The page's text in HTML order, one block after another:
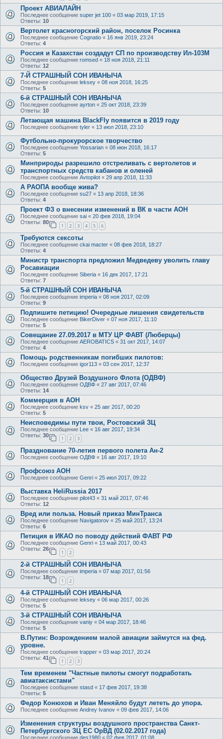
Проект АВИАЛАЙН
Последнее сообщение super jet 100 « 03 мар 2019, 17:15
Ответы: 10
Вертолет красногорский район, поселок Росинка
Последнее сообщение Cognatio « 16 янв 2019, 23:24
Ответы: 4
Россия и Казахстан создадут СП по производству Ил-103М
Последнее сообщение romsed « 18 ноя 2018, 21:11
Ответы: 12
7-Й СТРАШНЫЙ СОН ИВАНЫЧА
Последнее сообщение leksey « 08 ноя 2018, 16:25
Ответы: 5
6-й СТРАШНЫЙ СОН ИВАНЫЧА
Последнее сообщение ayrton « 25 окт 2018, 23:39
Ответы: 10
Летающая машина BlackFly появится в 2019 году
Последнее сообщение tyler « 13 июл 2018, 23:10
Футбольно-прокурорское творчество
Последнее сообщение Yossarian « 08 июн 2018, 16:17
Ответы: 5
Минприроды разрешило отстреливать с вертолетов и
транспортных средств кабанов и оленей
Последнее сообщение Avtopilot « 29 апр 2018, 11:33
А РАОПА вообще жива?
Последнее сообщение su27 « 13 апр 2018, 18:36
Ответы: 4
Проект ФЗ о внесении изменений в ВК в части АОН
Последнее сообщение sai « 20 фев 2018, 19:04
Ответы: 80
1 2 3 4 5 6
Требуются сексоты
Последнее сообщение ckai macter « 08 фев 2018, 18:27
Ответы: 4
Министр транспорта предложил Медведеву уволить главу
Росавиации
Последнее сообщение Siberia « 16 дек 2017, 17:21
Ответы: 7
5-й СТРАШНЫЙ СОН ИВАНЫЧА
Последнее сообщение imperia « 08 ноя 2017, 02:09
Ответы: 9
Подпишите петицию! Очередные лишения свидетельств
Последнее сообщение BikerDiver « 07 ноя 2017, 11:10
Ответы: 5
Совещание 27.09.2017 в МТУ ЦР ФАВТ (Люберцы)
Последнее сообщение AEROBATICS « 31 окт 2017, 14:07
Ответы: 4
Помощь родственникам погибших пилотов:
Последнее сообщение igor113 « 03 сен 2017, 12:37
Общество Друзей Воздушного Флота (ОДВФ)
Последнее сообщение ОДВФ « 27 авг 2017, 07:46
Ответы: 14
Коммерция в АОН
Последнее сообщение ksv « 25 авг 2017, 00:20
Ответы: 5
Неисповедимы пути твои, Ростовский ЗЦ
Последнее сообщение Lee « 16 авг 2017, 19:34
Ответы: 30
1 2 3
Празднование 70-летия первого полета Ан-2
Последнее сообщение ОДВФ « 16 авг 2017, 19:10
Профсоюз АОН
Последнее сообщение Genri « 25 июл 2017, 09:22
Выставка HeliRussia 2017
Последнее сообщение pilot43 « 31 май 2017, 07:46
Ответы: 12
Вред или польза. Новый приказ МинТранса
Последнее сообщение Navigatorov « 25 май 2017, 13:24
Ответы: 6
Петиция в ИКАО по поводу действий ФАВТ РФ
Последнее сообщение Genri « 13 май 2017, 00:43
Ответы: 26
1 2
2-й СТРАШНЫЙ СОН ИВАНЫЧА
Последнее сообщение imperia « 07 мар 2017, 01:56
Ответы: 18
1 2
4-й СТРАШНЫЙ СОН ИВАНЫЧА
Последнее сообщение leksey « 06 мар 2017, 00:26
Ответы: 5
3-й СТРАШНЫЙ СОН ИВАНЫЧА
Последнее сообщение vaniy « 04 мар 2017, 18:46
Ответы: 5
В.Путин: Возрождением малой авиации займутся на фед.
уровне.
Последнее сообщение trapper « 03 мар 2017, 20:24
Ответы: 41
1 2 3
Тем временем "Частные пилоты смогут подработать
авиатаксистами"
Последнее сообщение stasd « 17 фев 2017, 19:38
Ответы: 5
Федор Конюхов и Иван Меняйло будут лететь до упора.
Последнее сообщение Andrey Ivanov « 09 фев 2017, 14:06
Изменения структуры воздушного пространства Санкт-
Петербургского ЗЦ ЕС ОрВД (02.02.2017 года)
Последнее сообщение des1980 « 02 фев 2017, 01:08